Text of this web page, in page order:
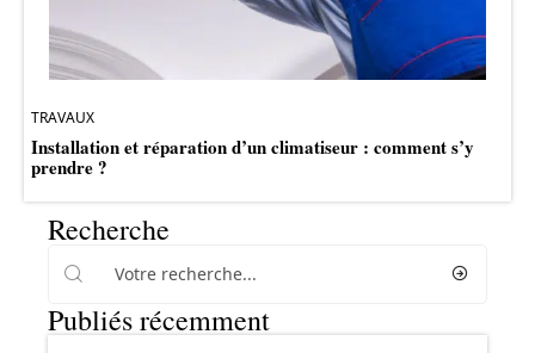
TRAVAUX
Installation et réparation d’un climatiseur : comment s’y
prendre ?
Recherche
Publiés récemment